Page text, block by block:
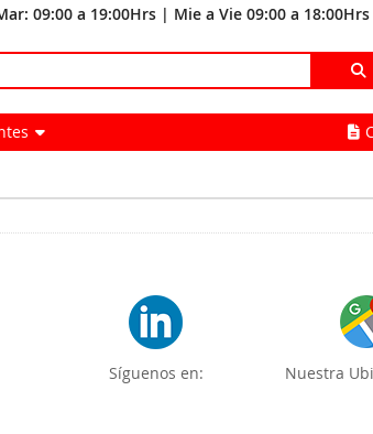
09:00 a 19:00Hrs | Mie a Vie 09:00 a 18:00Hrs
Síguenos en: Nuestra